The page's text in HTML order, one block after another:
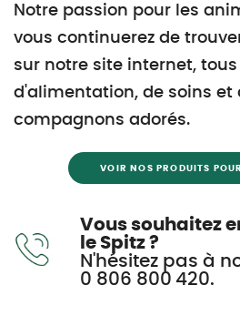
Notre passion pour les
vous continuerez de
sur notre site internet,
d'alimentation, de soins et
compagnons adorés.
VOIR NOS PRODUITS
Vous souhaitez
le Spitz ?
N'hésitez pas à
0 806 800 420.